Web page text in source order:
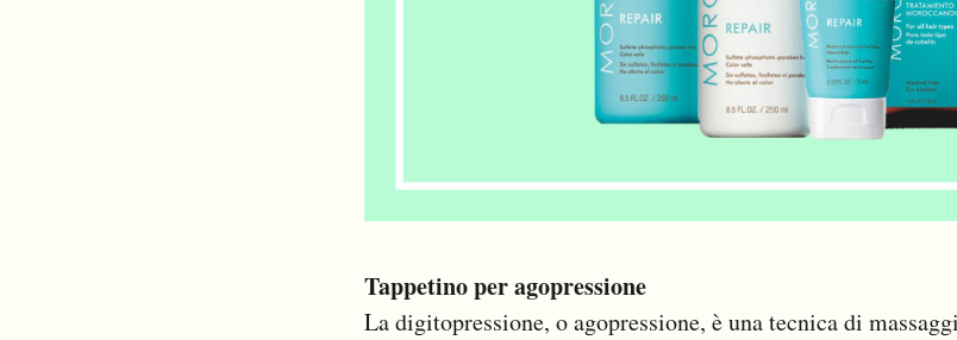
Tappetino per agopressione
La digitopressione, o agopressione, è una tecnica di